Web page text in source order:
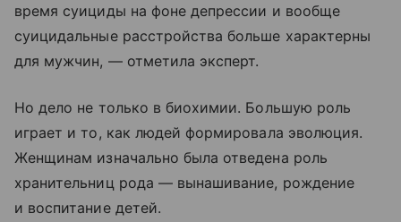
время суициды на фоне депрессии и вообще
суицидальные расстройства больше характерны
для мужчин, — отметила эксперт.
Но дело не только в биохимии. Большую роль
играет и то, как людей формировала эволюция.
Женщинам изначально была отведена роль
хранительниц рода — вынашивание, рождение
и воспитание детей.